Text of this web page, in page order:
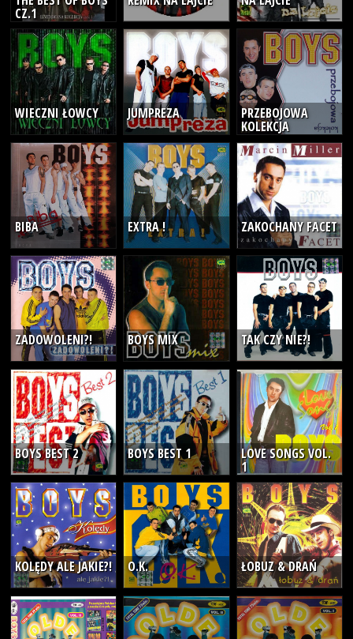
CZ.1
WIECZNI ŁOWCY JUMPREZA PRZEBOJOWA
KOLEKCJA
BIBA EXTRA ! ZAKOCHANY FACET
ZADOWOLENI?! BOYS MIX TAK CZY NIE?!
BOYS BEST 2 BOYS BEST 1 LOVE SONGS VOL.
1
KOLĘDY ALE JAKIE?! O.K. ŁOBUZ & DRAŃ